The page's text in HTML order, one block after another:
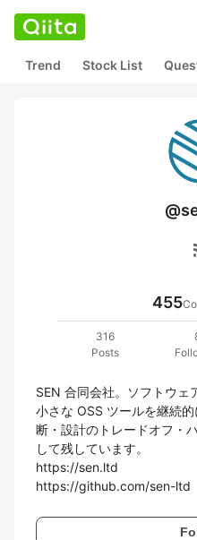
Trend Stock List
455
316
Posts
SEN 合同会社。ソフトウェ
小さな OSS ツールを継続
断・設計のトレードオフ・
して残しています。
https://sen.ltd
https://github.com/sen-ltd